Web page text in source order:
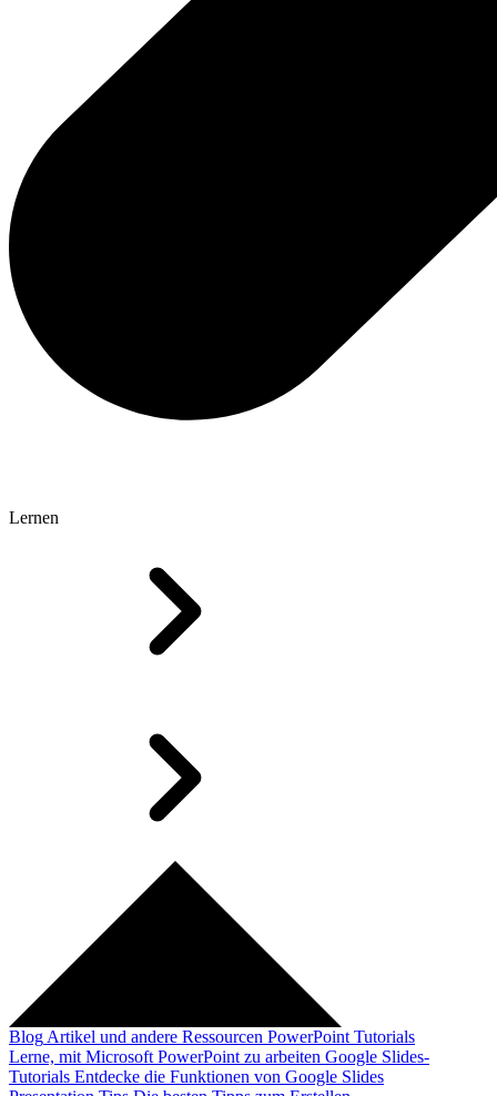
Lernen
Blog Artikel und andere Ressourcen PowerPoint Tutorials
Lerne, mit Microsoft PowerPoint zu arbeiten Google Slides-
Tutorials Entdecke die Funktionen von Google Slides